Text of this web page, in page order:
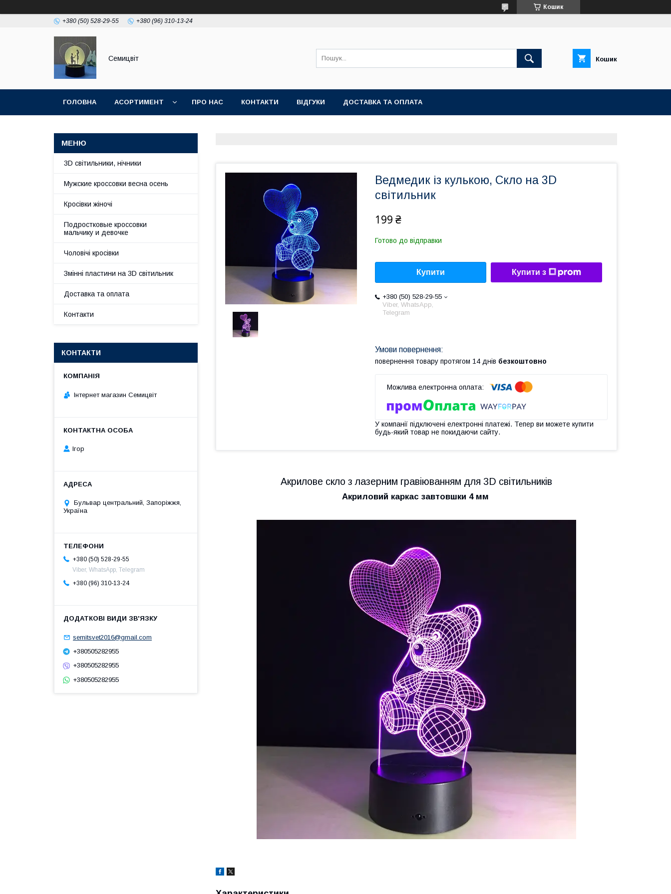
Кошик
+380 (50) 528-29-55 +380 (96) 310-13-24
Семицвіт Кошик
ГОЛОВНА АСОРТИМЕНТ ПРО НАС КОНТАКТИ ВІДГУКИ ДОСТАВКА ТА ОПЛАТА
Ведмедик із кулькою, Скло на 3D
світильник
199 ₴
Готово до відправки
Купити Купити з
+380 (50) 528-29-55
Viber, WhatsApp,
Telegram
повернення товару протягом 14 днів безкоштовно
У компанії підключені електронні платежі. Тепер ви можете купити
будь-який товар не покидаючи сайту.
Акрилове скло з лазерним гравіюванням для 3D світильників
Акриловий каркас завтовшки 4 мм
3D світильники, нічники
Мужские кроссовки весна осень
Кросівки жіночі
Подростковые кроссовки
мальчику и девочке
Чоловічі кросівки
Змінні пластини на 3D світильник
Доставка та оплата
Контакти
КОНТАКТИ
Інтернет магазин Семицвіт
Ігор
Бульвар центральний, Запоріжжя,
Україна
+380 (50) 528-29-55
Viber, WhatsApp, Telegram
+380 (96) 310-13-24
semitsvet2016@gmail.com
+380505282955
+380505282955
+380505282955